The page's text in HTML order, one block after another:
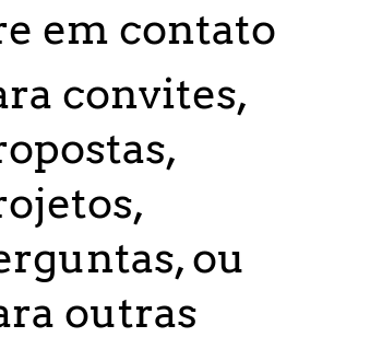
em contato
convites,
ou
outras